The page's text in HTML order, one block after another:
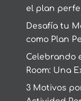
el plan
Desafía tu
como Plan
Celebrando
Room: Una
3 Motivos